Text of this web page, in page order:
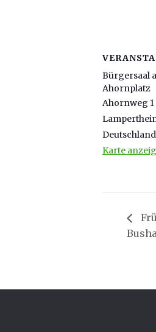
Bürgersaal
Ahornplatz
Ahornweg 1
Deutschland
Karte